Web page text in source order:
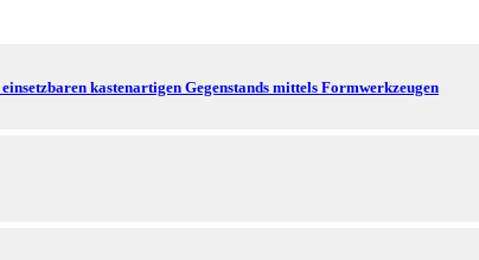
kastenartigen Gegenstands mittels Formwerkzeugen